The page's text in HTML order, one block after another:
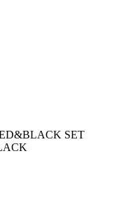
SET